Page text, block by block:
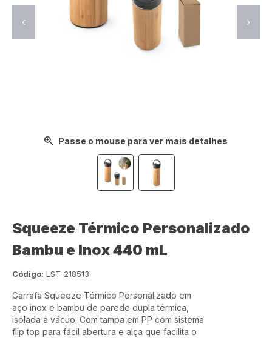
Passe o mouse para ver mais detalhes
‹ ›
Squeeze Térmico Personalizado
Bambu e Inox 440 mL
Código: LST-218513
Garrafa Squeeze Térmico Personalizado em
aço inox e bambu de parede dupla térmica,
isolada a vácuo. Com tampa em PP com sistema
flip top para fácil abertura e alça que facilita o